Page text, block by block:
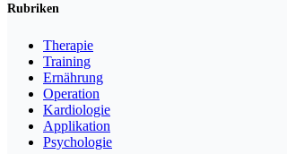
Rubriken
Therapie
Training
Ernährung
Operation
Kardiologie
Applikation
Psychologie